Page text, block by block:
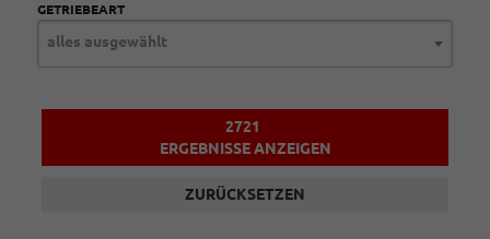
GETRIEBEART
alles ausgewählt
2721
ERGEBNISSE ANZEIGEN
ZURÜCKSETZEN